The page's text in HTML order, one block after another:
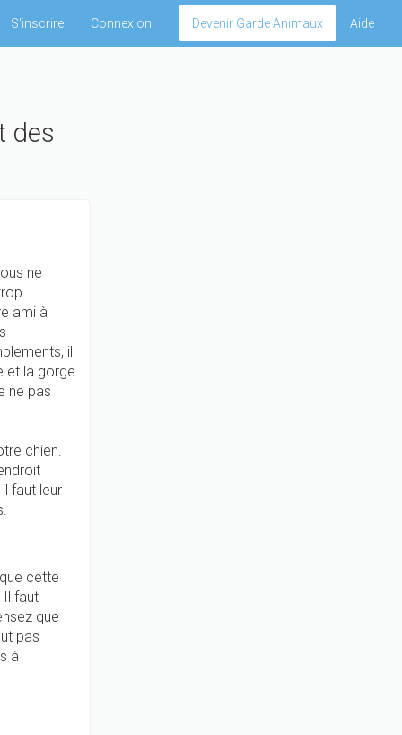
S'inscrire Connexion Devenir Garde Animaux Aide
des
ne
ami à
il
et la gorge
ne pas
chien.
faut leur
cette
Il faut
que
pas
à